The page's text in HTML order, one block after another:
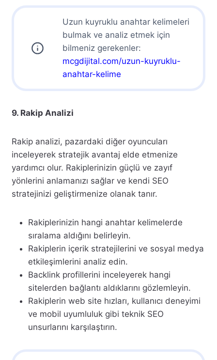
Uzun kuyruklu anahtar kelimeleri
bulmak ve analiz etmek için
bilmeniz gerekenler:
mcgdijital.com/uzun-kuyruklu-
anahtar-kelime
9. Rakip Analizi
Rakip analizi, pazardaki diğer oyuncuları
inceleyerek stratejik avantaj elde etmenize
yardımcı olur. Rakiplerinizin güçlü ve zayıf
yönlerini anlamanızı sağlar ve kendi SEO
stratejinizi geliştirmenize olanak tanır.
Rakiplerinizin hangi anahtar kelimelerde
sıralama aldığını belirleyin.
Rakiplerin içerik stratejilerini ve sosyal medya
etkileşimlerini analiz edin.
Backlink profillerini inceleyerek hangi
sitelerden bağlantı aldıklarını gözlemleyin.
Rakiplerin web site hızları, kullanıcı deneyimi
ve mobil uyumluluk gibi teknik SEO
unsurlarını karşılaştırın.